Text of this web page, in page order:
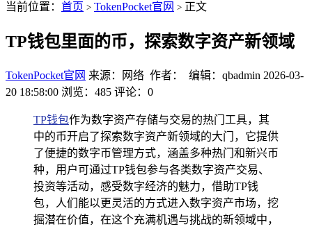
当前位置： 首页 > TokenPocket官网 > 正文
TP钱包里面的币，探索数字资产新领域
TokenPocket官网 来源：网络 作者： 编辑：qbadmin 2026-03-
20 18:58:00 浏览：485 评论：0
TP钱包作为数字资产存储与交易的热门工具，其
中的币开启了探索数字资产新领域的大门，它提供
了便捷的数字币管理方式，涵盖多种热门和新兴币
种，用户可通过TP钱包参与各类数字资产交易、
投资等活动，感受数字经济的魅力，借助TP钱
包，人们能以更灵活的方式进入数字资产市场，挖
掘潜在价值，在这个充满机遇与挑战的新领域中，